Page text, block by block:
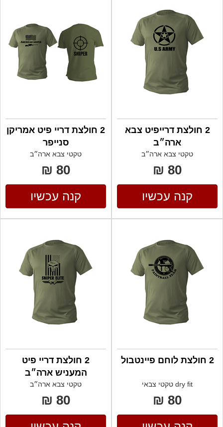
2 חולצת דרייפיט צבא
ארה״ב
טקטי צבא ארה״ב
80 ₪
קנה עכשיו
2 חולצת דריי פיט אמריקן
סנייפר
טקטי צבא ארה״ב
80 ₪
קנה עכשיו
2 חולצת לוחם פיינטבול
dry fit טקטי צבאי
80 ₪
2 חולצת דריי פיט
המעניש ארה״ב
טקטי צבא ארה״ב
80 ₪